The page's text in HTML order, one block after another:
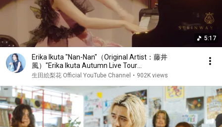
5:17
Erika Ikuta "Nan-Nan"（Original Artist：藤井
風）"Erika Ikuta Autumn Live Tour
2023（2023.10.05）
生田絵梨花 Official YouTube Channel • 902K views